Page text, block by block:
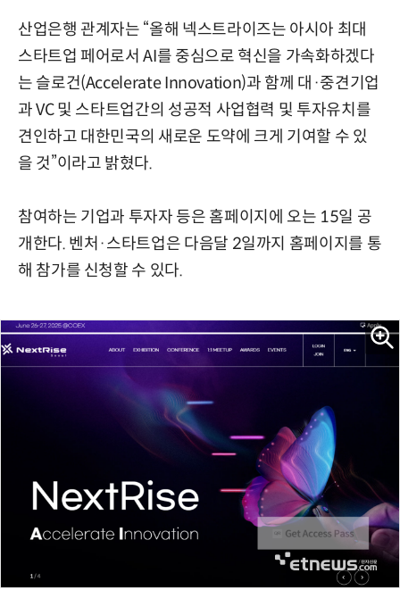
산업은행 관계자는 “올해 넥스트라이즈는 아시아 최대
스타트업 페어로서 AI를 중심으로 혁신을 가속화하겠다
는 슬로건(Accelerate Innovation)과 함께 대·중견기업
과 VC 및 스타트업간의 성공적 사업협력 및 투자유치를
견인하고 대한민국의 새로운 도약에 크게 기여할 수 있
을 것”이라고 밝혔다.
참여하는 기업과 투자자 등은 홈페이지에 오는 15일 공
개한다. 벤처·스타트업은 다음달 2일까지 홈페이지를 통
해 참가를 신청할 수 있다.